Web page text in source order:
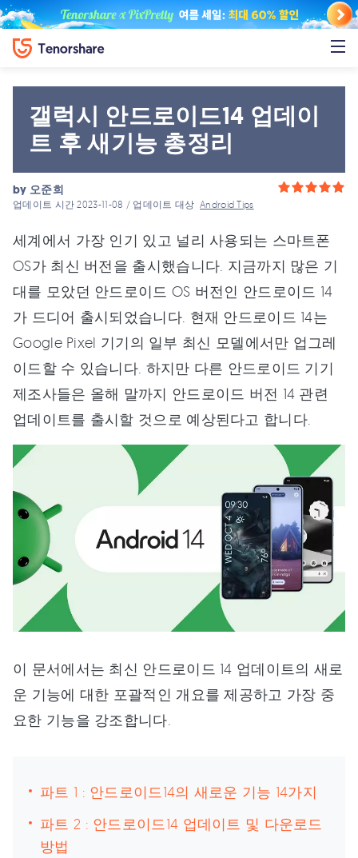
갤럭시 안드로이드14 업데이
트 후 새기능 총정리
by 오준희
업데이트 시간 2023-11-08 / 업데이트 대상Android Tips
세계에서 가장 인기 있고 널리 사용되는 스마트폰
OS가 최신 버전을 출시했습니다. 지금까지 많은 기
대를 모았던 안드로이드 OS 버전인 안드로이드 14
가 드디어 출시되었습니다. 현재 안드로이드 14는
Google Pixel 기기의 일부 최신 모델에서만 업그레
이드할 수 있습니다. 하지만 다른 안드로이드 기기
제조사들은 올해 말까지 안드로이드 버전 14 관련
업데이트를 출시할 것으로 예상된다고 합니다.
이 문서에서는 최신 안드로이드 14 업데이트의 새로
운 기능에 대한 포괄적인 개요를 제공하고 가장 중
요한 기능을 강조합니다.
파트 1 : 안드로이드14의 새로운 기능 14가지
파트 2 : 안드로이드14 업데이트 및 다운로드
방법